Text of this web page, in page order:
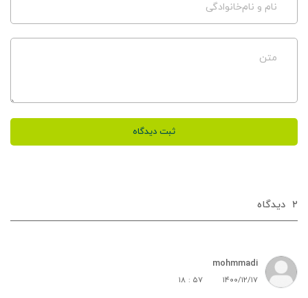
نام و نام‌خانوادگی
متن
ثبت دیدگاه
۲ دیدگاه‌
mohmmadi
۱۴۰۰/۱۲/۱۷ ۱۸ : ۵۷